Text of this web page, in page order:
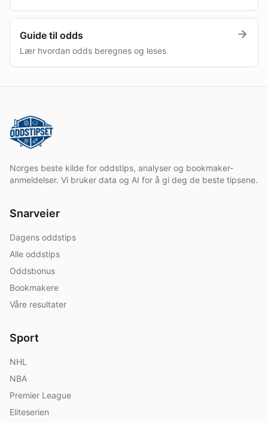
Guide til odds
Lær hvordan odds beregnes og leses
Norges beste kilde for oddstips, analyser og bookmaker-
anmeldelser. Vi bruker data og AI for å gi deg de beste tipsene.
Snarveier
Dagens oddstips
Alle oddstips
Oddsbonus
Bookmakere
Våre resultater
Sport
NHL
NBA
Premier League
Eliteserien